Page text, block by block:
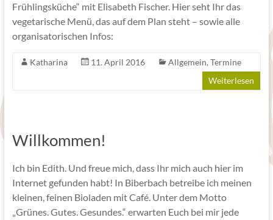
Frühlingsküche“ mit Elisabeth Fischer. Hier seht Ihr das
vegetarische Menü, das auf dem Plan steht – sowie alle
organisatorischen Infos:
Katharina 11. April 2016 Allgemein, Termine
Weiterlesen
Willkommen!
Ich bin Edith. Und freue mich, dass Ihr mich auch hier im
Internet gefunden habt! In Biberbach betreibe ich meinen
kleinen, feinen Bioladen mit Café. Unter dem Motto
„Grünes. Gutes. Gesundes.“ erwarten Euch bei mir jede